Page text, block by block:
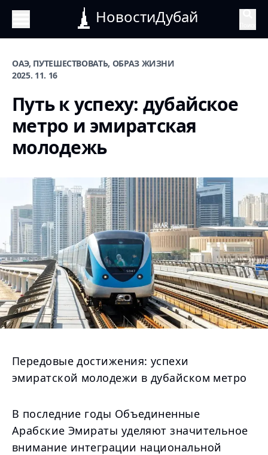
НовостиДубай
ОАЭ, ПУТЕШЕСТВОВАТЬ, ОБРАЗ ЖИЗНИ
2025. 11. 16
Путь к успеху: дубайское
метро и эмиратская
молодежь
Передовые достижения: успехи
эмиратской молодежи в дубайском метро
В последние годы Объединенные
Арабские Эмираты уделяют значительное
внимание интеграции национальной